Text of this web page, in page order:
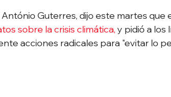
Guterres, dijo este martes que
sobre la crisis climática, y pidió a los
acciones radicales para "evitar lo